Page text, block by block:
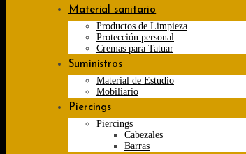
Material sanitario
Productos de Limpieza
Protección personal
Cremas para Tatuar
Suministros
Material de Estudio
Mobiliario
Piercings
Piercings
Cabezales
Barras